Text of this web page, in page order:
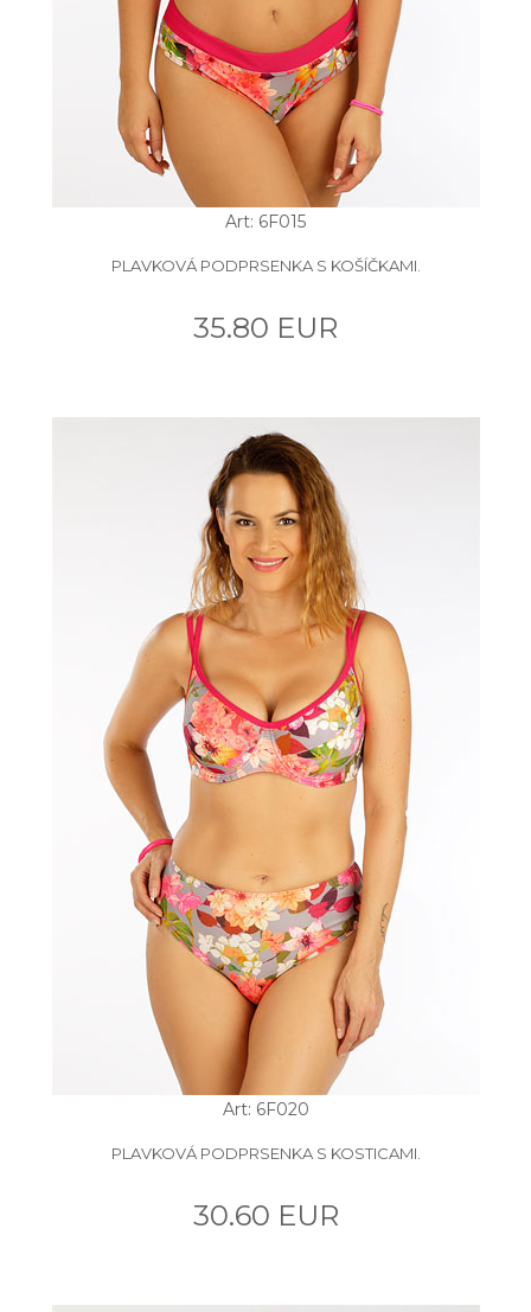
Art: 6F015
PLAVKOVÁ PODPRSENKA S KOŠÍČKAMI.
35.80 EUR
Art: 6F020
PLAVKOVÁ PODPRSENKA S KOSTICAMI.
30.60 EUR